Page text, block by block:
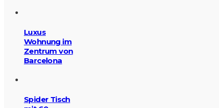
Luxus
Wohnung im
Zentrum von
Barcelona
Spider Tisch